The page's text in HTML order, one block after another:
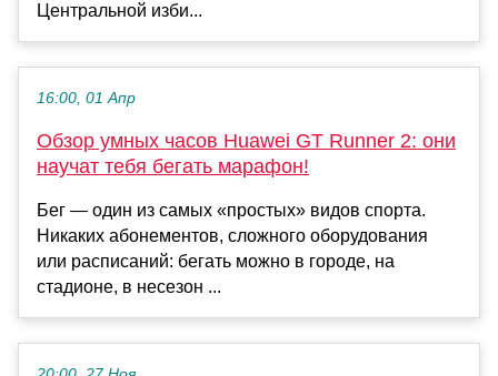
Центральной изби...
16:00, 01 Апр
Обзор умных часов Huawei GT Runner 2: они
научат тебя бегать марафон!
Бег — один из самых «простых» видов спорта.
Никаких абонементов, сложного оборудования
или расписаний: бегать можно в городе, на
стадионе, в несезон ...